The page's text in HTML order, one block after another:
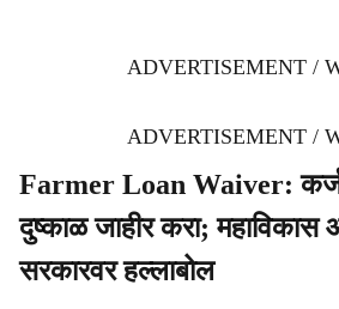
ADVERTISEMENT /
ADVERTISEMENT /
Farmer Loan Waiver:
दुष्काळ जाहीर करा; महाविकास
सरकारवर हल्लाबोल